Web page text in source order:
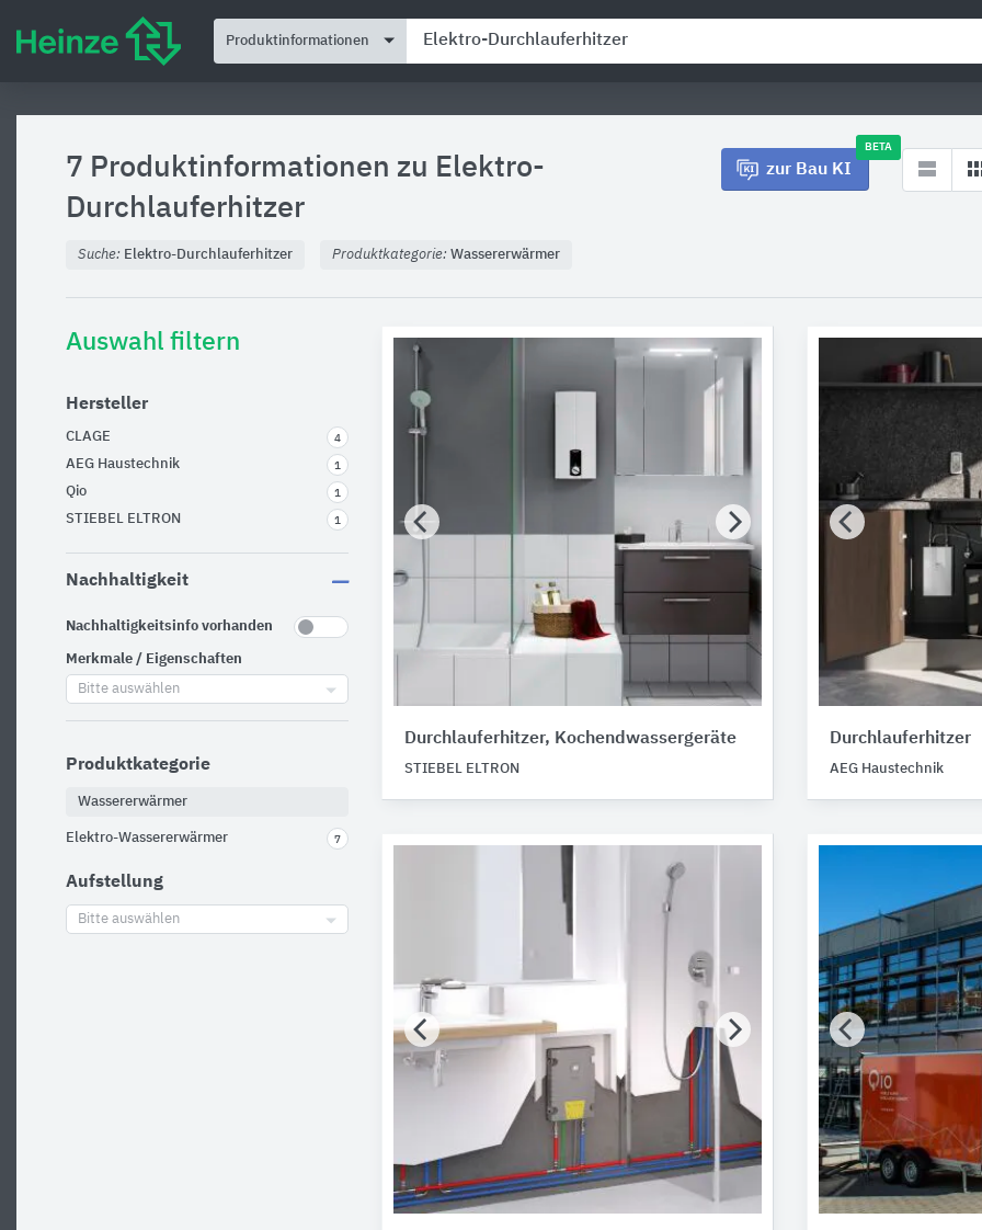
Produktinformationen
7 Produktinformationen zu Elektro-
Durchlauferhitzer
zur Bau KI
BETA
Suche: Elektro-Durchlauferhitzer Produktkategorie: Wassererwärmer
Auswahl filtern
Hersteller
CLAGE 4
AEG Haustechnik 1
Qio 1
STIEBEL ELTRON 1
Nachhaltigkeit
Nachhaltigkeitsinfo vorhanden
Merkmale / Eigenschaften
Bitte auswählen
Produktkategorie
Wassererwärmer
Elektro-Wassererwärmer 7
Aufstellung
Bitte auswählen
Durchlauferhitzer, Kochendwassergeräte
STIEBEL ELTRON
Durchlauferhitzer
AEG Haustechnik